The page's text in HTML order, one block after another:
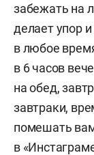
забежать на
делает упор
в любое
в 6 часов
на обед,
завтраки,
помешать
в